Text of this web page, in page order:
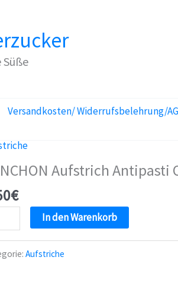
Süße
Versandkosten/ Widerrufsbelehrung/
Aufstrich Antipasti
€
In den Warenkorb
Aufstriche